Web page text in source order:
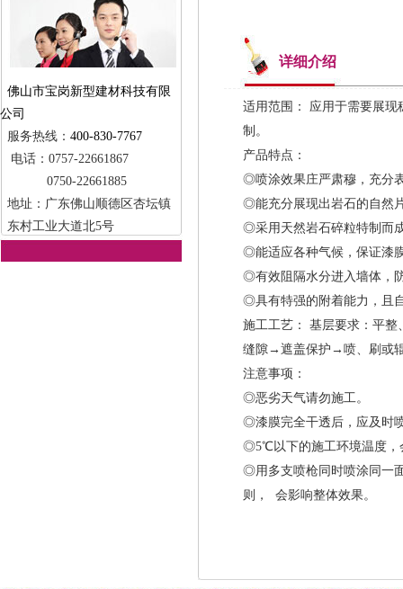
佛山市宝岗新型建材科技有限
公司
服务热线： 400-830-7767
电话：0757-22661867
0750-22661885
地址：广东佛山顺德区杏坛镇
东村工业大道北5号
详细介绍
适用范围： 应用于需要展
制。
产品特点：
◎喷涂效果庄严肃穆，充分
◎能充分展现出岩石的自然
◎采用天然岩石碎粒特制而
◎能适应各种气候，保证漆
◎有效阻隔水分进入墙体，
◎具有特强的附着能力，且
施工工艺： 基层要求：平
缝隙→遮盖保护→喷、刷或
注意事项：
◎恶劣天气请勿施工。
◎漆膜完全干透后，应及时
◎5℃以下的施工环境温度，
◎用多支喷枪同时喷涂同一
则， 会影响整体效果。